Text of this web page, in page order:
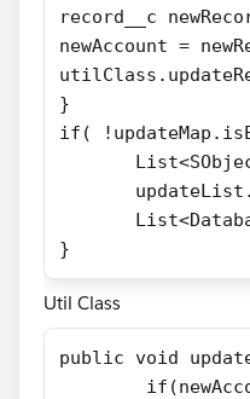
record__c
newAccount =
}
if(
}
Util Class
public void